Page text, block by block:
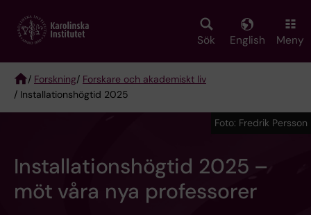
main
Sök English Meny
Breadcrumb
/ Forskning/ Forskare och akademiskt liv
/ Installationshögtid 2025
Installationshögtid 2025 –
möt våra nya professorer
Foto: Fredrik Persson